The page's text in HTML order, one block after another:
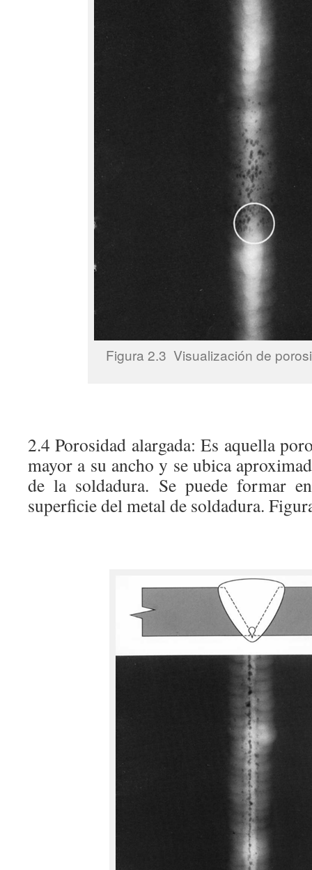
Figura 2.3 Visualización de
2.4 Porosidad alargada: Es aquella
mayor a su ancho y se ubica
de la soldadura. Se puede
superficie del metal de soldadura.